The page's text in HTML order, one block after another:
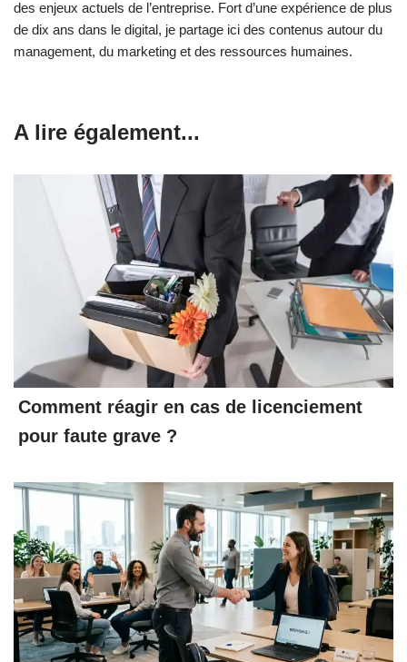
des enjeux actuels de l’entreprise. Fort d’une expérience de plus
de dix ans dans le digital, je partage ici des contenus autour du
management, du marketing et des ressources humaines.
A lire également...
Comment réagir en cas de licenciement
pour faute grave ?